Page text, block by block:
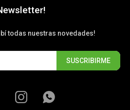
todas nuestras novedades!
SUSCRIBIRME
 